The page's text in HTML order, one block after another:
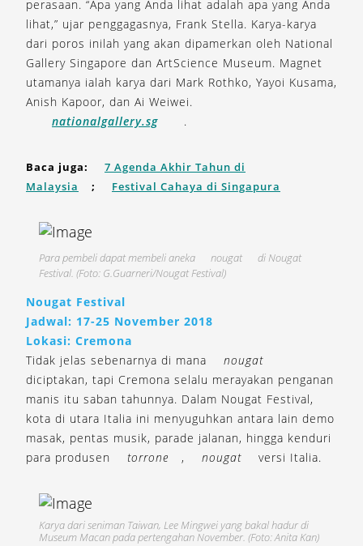
perasaan. “Apa yang Anda lihat adalah apa yang Anda
lihat,” ujar penggagasnya, Frank Stella. Karya-karya
dari poros inilah yang akan dipamerkan oleh National
Gallery Singapore dan ArtScience Museum. Magnet
utamanya ialah karya dari Mark Rothko, Yayoi Kusama,
Anish Kapoor, dan Ai Weiwei.
nationalgallery.sg
.
Baca juga:
7 Agenda Akhir Tahun di
Malaysia
; Festival Cahaya di Singapura
Para pembeli dapat membeli aneka nougat
di Nougat
Festival. (Foto: G.Guarneri/Nougat Festival)
Nougat Festival
Jadwal: 17-25 November 2018
Lokasi: Cremona
Tidak jelas sebenarnya di mana
nougat
diciptakan, tapi Cremona selalu merayakan penganan
manis itu saban tahunnya. Dalam Nougat Festival,
kota di utara Italia ini menyuguhkan antara lain demo
masak, pentas musik, parade jalanan, hingga kenduri
para produsen
torrone , nougat versi Italia.
Karya dari seniman Taiwan, Lee Mingwei yang bakal hadur di
Museum Macan pada pertengahan November. (Foto: Anita Kan)